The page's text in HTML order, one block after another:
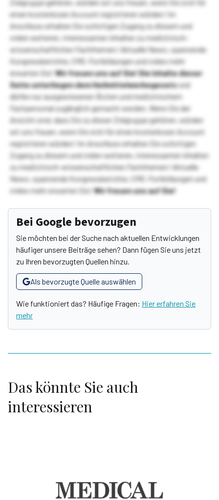
Zielgruppe gehören, würden wir uns freuen, wenn Sie sich für
einen kostenlosen Account registrieren würden! Im
Anschluss erhalten Sie sofortigen Zugang zu diesem und
vielen weiteren, interessanten Inhalten zu medizinisch-
wissenschaftlichen Fachthemen! Aktuelle News, spannende
Kongressberichte, CME-Fortbildungen und vieles mehr
erwarten Sie!Wir freuen uns auf Sie!Die Inhalte dieser
Seite unterliegen dem Heilmittelwerbegesetzund
dürfen nur ausgewiesenen Ärzten und medizinischem
Fachpersonal zugänglich gemacht werden. Wenn Sie der
Ansicht sind, dass Sie zu dieser Zielgruppe gehören, würden
wir uns freuen, wenn Sie sich für einen kostenlosen Account
registrieren würden! Im Anschluss erhalten Sie sofortigen
Zugang zu diesem und vielen weiteren, interessanten Inhalten
zu medizinisch-wissenschaftlichen Fachthemen! Aktuelle
News, spannende Kongressberichte, CME-Fortbildungen und
vieles mehr erwarten Sie!Wir freuen uns auf Sie!
Bei Google bevorzugen
Sie möchten bei der Suche nach aktuellen Entwicklungen
häufiger unsere Beiträge sehen? Dann fügen Sie uns jetzt
zu Ihren bevorzugten Quellen hinzu.
Als bevorzugte Quelle auswählen
Wie funktioniert das? Häufige Fragen: Hier erfahren Sie
mehr
Das könnte Sie auch
interessieren